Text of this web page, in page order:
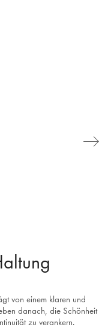
von einem klaren und
danach, die Schönheit
zu verankern.